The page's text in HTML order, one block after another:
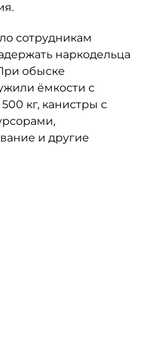
сотрудникам
наркодельца
обыске
ёмкости с
кг, канистры с
и другие